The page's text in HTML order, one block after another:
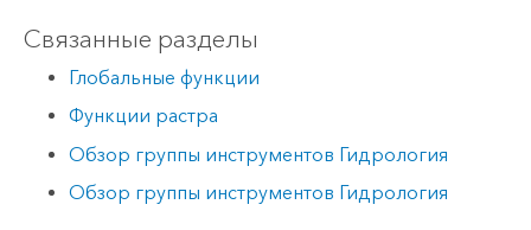
Связанные разделы
Глобальные функции
Функции растра
Обзор группы инструментов Гидрология
Обзор группы инструментов Гидрология